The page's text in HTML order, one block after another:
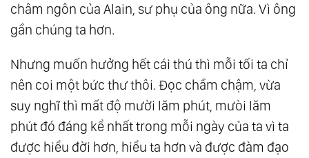
châm ngôn của Alain, sư phụ của ông nữa. Vì ông
gần chúng ta hơn.
Nhưng muốn hưởng hết cái thú thì mỗi tối ta chỉ
nên coi một bức thư thôi. Đọc chầm chậm, vừa
suy nghĩ thì mất độ mười lăm phút, mưòi lăm
phút đó đáng kể nhất trong mỗi ngày của ta vì ta
được hiểu đời hơn, hiểu ta hơn và được đàm đạo